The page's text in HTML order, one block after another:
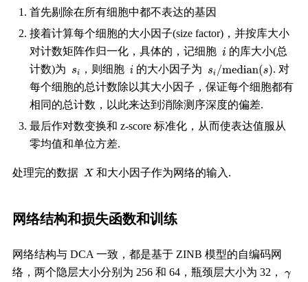
首先剔除在所有细胞中都不表达的基因
接着计算每个细胞的大小因子(size factor)，并按库大小
对计数矩阵作归一化，具体的，记细胞
的库大小(总
计数)为
，则细胞 的大小因子为
. 对
每个细胞的总计数除以其大小因子，保证每个细胞都有
相同的总计数，以此来达到消除测序深度的偏差.
最后作对数变换和 z-score 标准化，从而使表达值服从
零均值和单位方差.
处理完的数据 和大小因子作为网络的输入.
网络结构和损失函数和训练
网络结构与 DCA 一致，都是基于 ZINB 模型的自编码网
络，两个隐层大小分别为 256 和 64，瓶颈层大小为 32，